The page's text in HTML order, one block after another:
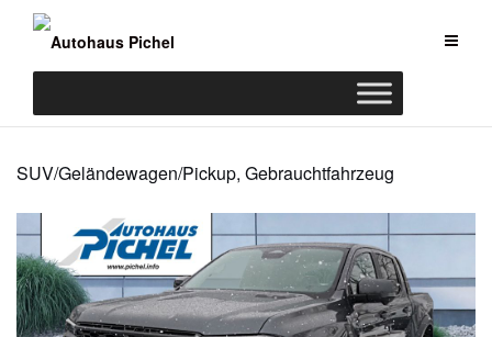
SUV/Geländewagen/Pickup, Gebrauchtfahrzeug